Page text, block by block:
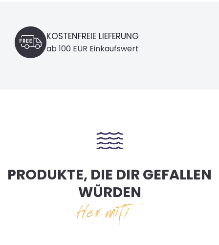
KOSTENFREIE LIEFERUNG
ab 100 EUR Einkaufswert
PRODUKTE, DIE DIR GEFALLEN
WÜRDEN
Her mit!